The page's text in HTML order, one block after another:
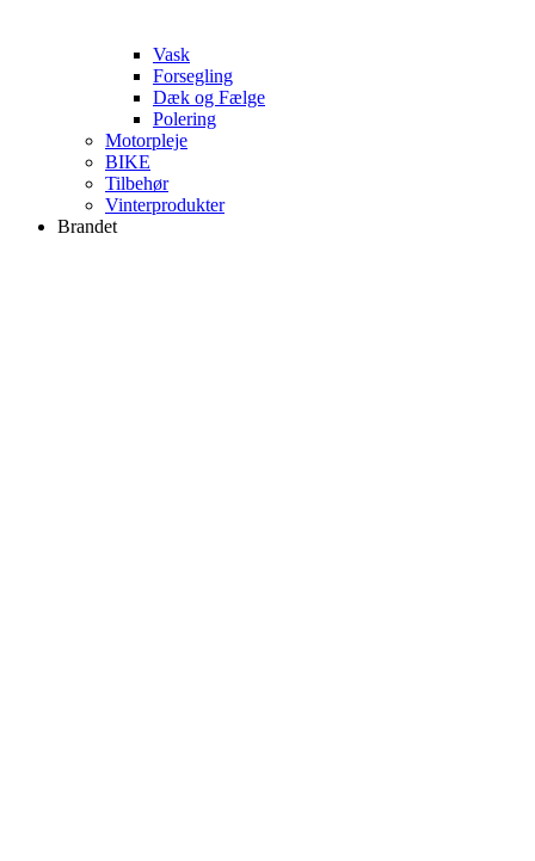
Vask
Forsegling
Dæk og Fælge
Polering
Motorpleje
BIKE
Tilbehør
Vinterprodukter
Brandet